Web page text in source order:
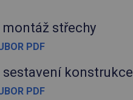
montáž střechy
PDF
sestavení konstrukce
PDF